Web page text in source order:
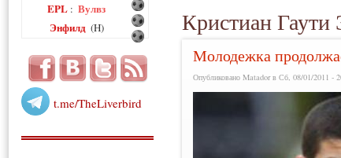
EPL : Вулвз
Энфилд (H)
t.me/TheLiverbird
Кристиан Гаути
Молодежка
Опубликовано Matador в Сб, 08/01/2011 -